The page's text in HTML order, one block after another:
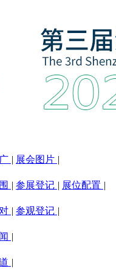
| 展会图片 |
| 参展登记 | 展位配置 |
| 参观登记 |
|
|